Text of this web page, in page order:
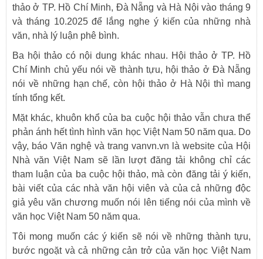
thảo ở TP. Hồ Chí Minh, Đà Nẵng và Hà Nội vào tháng 9
và tháng 10.2025 để lắng nghe ý kiến của những nhà
văn, nhà lý luận phê bình.
Ba hội thảo có nội dung khác nhau. Hội thảo ở TP. Hồ
Chí Minh chủ yếu nói về thành tựu, hội thảo ở Đà Nẵng
nói về những hạn chế, còn hội thảo ở Hà Nội thì mang
tính tổng kết.
Mặt khác, khuôn khổ của ba cuộc hội thảo vẫn chưa thể
phản ánh hết tình hình văn học Việt Nam 50 năm qua. Do
vậy, báo Văn nghệ và trang vanvn.vn là website của Hội
Nhà văn Việt Nam sẽ lần lượt đăng tải không chỉ các
tham luận của ba cuộc hội thảo, mà còn đăng tải ý kiến,
bài viết của các nhà văn hội viên và của cả những độc
giả yêu văn chương muốn nói lên tiếng nói của mình về
văn học Việt Nam 50 năm qua.
Tôi mong muốn các ý kiến sẽ nói về những thành tựu,
bước ngoặt và cả những cản trở của văn học Việt Nam